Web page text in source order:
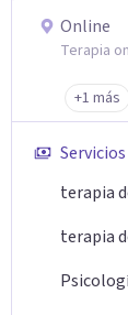
Online
Terapia
+1 más
terapia
terapia